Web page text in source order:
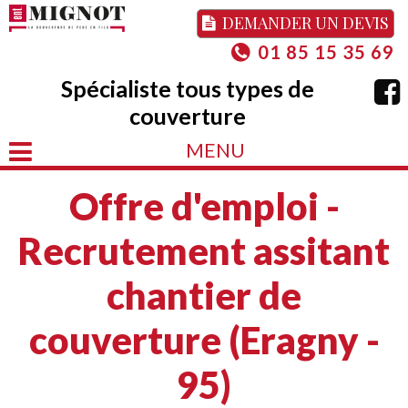
DEMANDER UN DEVIS
01 85 15 35 69
Spécialiste tous types de
couverture
MENU
Offre d'emploi -
Recrutement assitant
chantier de
couverture (Eragny -
95)